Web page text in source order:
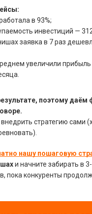
в 93%;
инвестиций —
заявка в 7 раз
увеличили прибыль
поэтому даём
стратегию сами
нашу пошаговую
и начните забирать в
пока конкуренты